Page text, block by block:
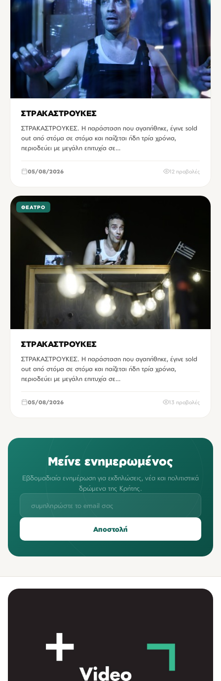
ΣΤΡΑΚΑΣΤΡΟΥΚΕΣ
ΣΤΡΑΚΑΣΤΡΟΥΚΕΣ. Η παράσταση που αγαπήθηκε, έγινε sold
out από στόμα σε στόμα και παίζεται ήδη τρία χρόνια,
περιοδεύει με μεγάλη επιτυχία σε…
05/08/2026 12 προβολές
ΘΈΑΤΡΟ
ΣΤΡΑΚΑΣΤΡΟΥΚΕΣ
ΣΤΡΑΚΑΣΤΡΟΥΚΕΣ. Η παράσταση που αγαπήθηκε, έγινε sold
out από στόμα σε στόμα και παίζεται ήδη τρία χρόνια,
περιοδεύει με μεγάλη επιτυχία σε…
05/08/2026 13 προβολές
Μείνε ενημερωμένος
Εβδομαδιαία ενημέρωση για εκδηλώσεις, νέα και πολιτιστικά
δρώμενα της Κρήτης.
Αποστολή